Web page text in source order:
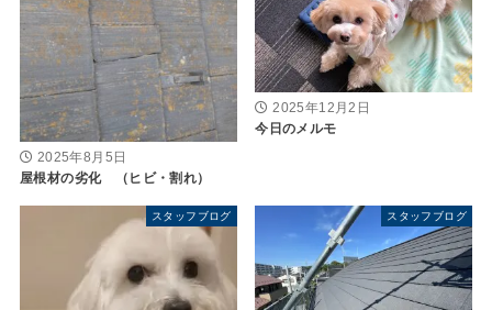
2025年8月5日
屋根材の劣化 （ヒビ・割れ）
2025年12月2日
今日のメルモ
スタッフブログ スタッフブログ